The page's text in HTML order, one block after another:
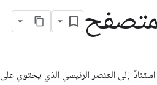
إلى العنصر الرئيسي الذي يحتوي على